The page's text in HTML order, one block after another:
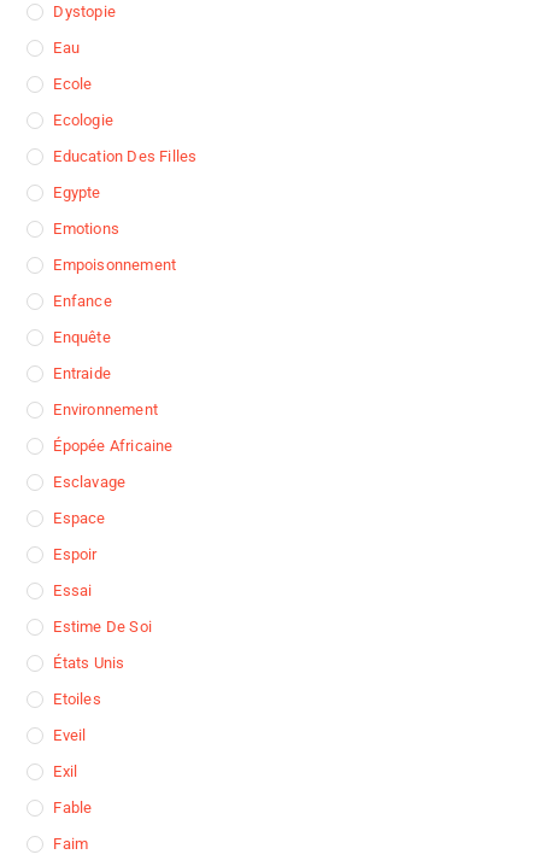
Dystopie
Eau
Ecole
Ecologie
Education Des Filles
Egypte
Emotions
Empoisonnement
Enfance
Enquête
Entraide
Environnement
Épopée Africaine
Esclavage
Espace
Espoir
Essai
Estime De Soi
États Unis
Etoiles
Eveil
Exil
Fable
Faim